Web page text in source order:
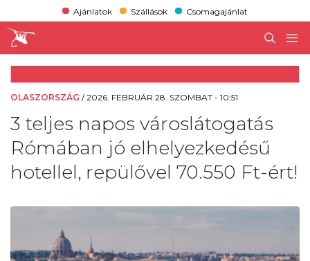
Ajánlatok Szállások Csomagajánlat
OLASZORSZÁG /2026. FEBRUÁR 28. SZOMBAT - 10:51
3 teljes napos városlátogatás
Rómában jó elhelyezkedésű
hotellel, repülővel 70.550 Ft-ért!